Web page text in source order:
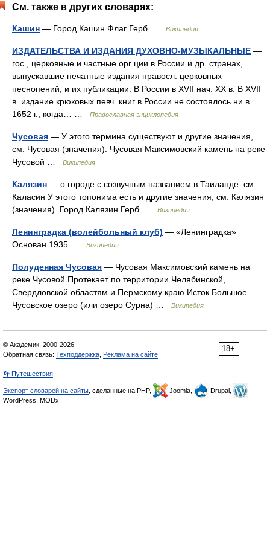
См. также в других словарях:
Кашин — Город Кашин Флаг Герб … Википедия
ИЗДАТЕЛЬСТВА И ИЗДАНИЯ ДУХОВНО-МУЗЫКАЛЬНЫЕ —
гос., церковные и частные орг ции в России и др. странах,
выпускавшие печатные издания правосл. церковных
песнопений, и их публикации. В России в XVII нач. XX в. В XVII
в. издание крюковых певч. книг в России не состоялось ни в
1652 г., когда… …
Православная энциклопедия
Чусовая — У этого термина существуют и другие значения,
см. Чусовая (значения). Чусовая Максимовский камень на реке
Чусовой …
Википедия
Калязин — о городе с созвучным названием в Таиланде см.
Каласин У этого топонима есть и другие значения, см. Калязин
(значения). Город Калязин Герб …
Википедия
Ленинградка (волейбольный клуб) — «Ленинградка»
Основан 1935 …
Википедия
Полуденная Чусовая — Чусовая Максимовский камень на
реке Чусовой Протекает по территории Челябинской,
Свердловской областям и Пермскому краю Исток Большое
Чусовское озеро (или озеро Сурна) …
Википедия
18+
© Академик, 2000-2026
Обратная связь: Техподдержка Реклама на сайте
👣 Путешествия
Экспорт словарей на сайты , сделанные на PHP, Joomla,
Drupal,
WordPress, MODx.